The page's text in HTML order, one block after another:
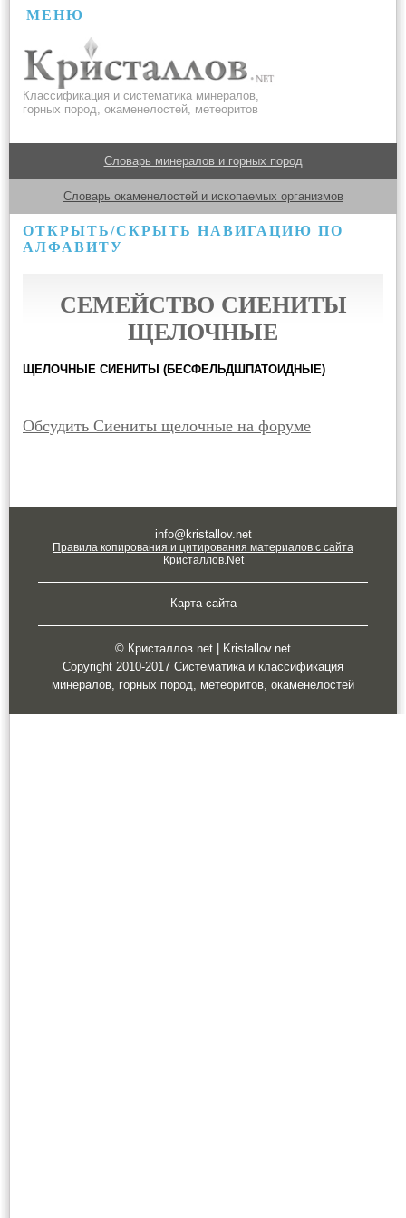
МЕНЮ
Классификация и систематика минералов,
горных пород, окаменелостей, метеоритов
Словарь минералов и горных пород
Словарь окаменелостей и ископаемых организмов
ОТКРЫТЬ/СКРЫТЬ НАВИГАЦИЮ ПО
АЛФАВИТУ
СЕМЕЙСТВО СИЕНИТЫ
ЩЕЛОЧНЫЕ
ЩЕЛОЧНЫЕ СИЕНИТЫ (БЕСФЕЛЬДШПАТОИДНЫЕ)
Обсудить Сиениты щелочные на форуме
info@kristallov.net
Правила копирования и цитирования материалов с сайта
Кристаллов.Net
Карта сайта
© Кристаллов.net | Kristallov.net
Copyright 2010-2017 Систематика и классификация
минералов, горных пород, метеоритов, окаменелостей